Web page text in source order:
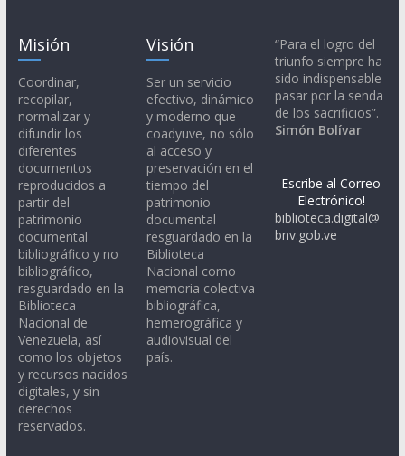
Misión
Coordinar,
recopilar,
normalizar y
difundir los
diferentes
documentos
reproducidos a
partir del
patrimonio
documental
bibliográfico y no
bibliográfico,
resguardado en la
Biblioteca
Nacional de
Venezuela, así
como los objetos
y recursos nacidos
digitales, y sin
derechos
reservados.
Visión
Ser un servicio
efectivo, dinámico
y moderno que
coadyuve, no sólo
al acceso y
preservación en el
tiempo del
patrimonio
documental
resguardado en la
Biblioteca
Nacional como
memoria colectiva
bibliográfica,
hemerográfica y
audiovisual del
país.
“Para el logro del
triunfo siempre ha
sido indispensable
pasar por la senda
de los sacrificios”.
Simón Bolívar
Escribe al Correo
Electrónico!
biblioteca.digital@
bnv.gob.ve